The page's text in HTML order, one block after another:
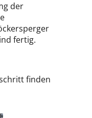
der
fertig.
finden